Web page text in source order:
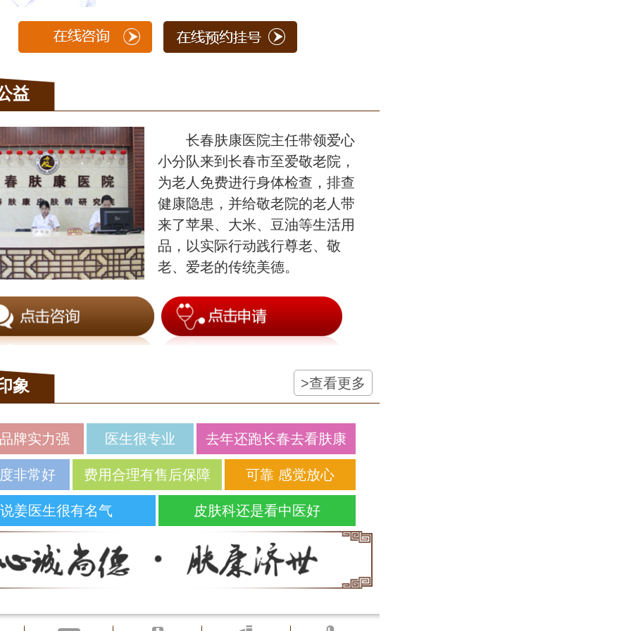
益
长春肤康医院主任带领爱心
小分队来到长春市至爱敬老院，
为老人免费进行身体检查，排查
健康隐患，并给敬老院的老人带
来了苹果、大米、豆油等生活用
品，以实际行动践行尊老、敬
老、爱老的传统美德。
象 >查看更多
牌实力强 医生很专业 去年还跑长春去看肤康
非常好 费用合理有售后保障 可靠 感觉放心
姜医生很有名气 皮肤科还是看中医好